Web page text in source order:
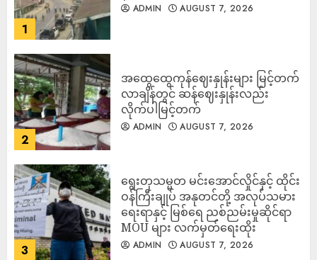
1
ADMIN AUGUST 7, 2026
2
အထွေထွေကုန်ဈေးနှုန်းများ မြင့်တက်
လာချိန်တွင် ဆန်ဈေးနှုန်းလည်း
လိုက်ပါမြင့်တက်
ADMIN AUGUST 7, 2026
3
ရွေးတုသမ္မတ မင်းအောင်လှိုင်နှင့် ထိုင်း
ဝန်ကြီးချုပ် အနုတင်တို့ အလုပ်သမား
ရေးရာနှင့် မြစ်ရေ ညစ်ညမ်းမှုဆိုင်ရာ
MOU များ လက်မှတ်ရေးထိုး
ADMIN AUGUST 7, 2026